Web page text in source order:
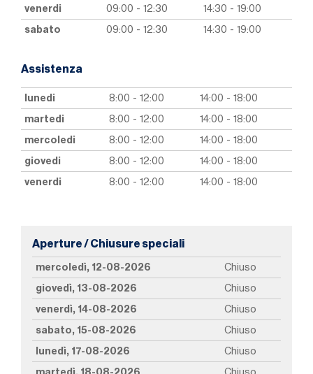
venerdi 09:00 - 12:30 14:30 - 19:00
sabato 09:00 - 12:30 14:30 - 19:00
Assistenza
lunedi 8:00 - 12:00 14:00 - 18:00
martedi 8:00 - 12:00 14:00 - 18:00
mercoledi 8:00 - 12:00 14:00 - 18:00
giovedi 8:00 - 12:00 14:00 - 18:00
venerdi 8:00 - 12:00 14:00 - 18:00
Aperture / Chiusure speciali
mercoledì, 12-08-2026 Chiuso
giovedì, 13-08-2026 Chiuso
venerdì, 14-08-2026 Chiuso
sabato, 15-08-2026 Chiuso
lunedì, 17-08-2026 Chiuso
Chiuso